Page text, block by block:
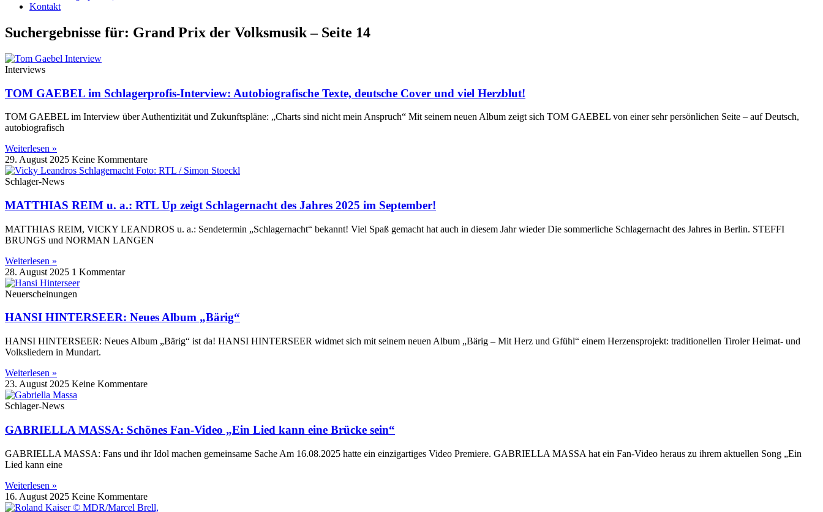
Kontakt
Suchergebnisse für: Grand Prix der Volksmusik – Seite 14
Interviews
TOM GAEBEL im Schlagerprofis-Interview: Autobiografische Texte, deutsche Cover und viel Herzblut!
TOM GAEBEL im Interview über Authentizität und Zukunftspläne: „Charts sind nicht mein Anspruch“ Mit seinem neuen Album zeigt sich TOM GAEBEL von einer sehr persönlichen Seite – auf Deutsch,
autobiografisch
Weiterlesen »
29. August 2025 Keine Kommentare
Schlager-News
MATTHIAS REIM u. a.: RTL Up zeigt Schlagernacht des Jahres 2025 im September!
MATTHIAS REIM, VICKY LEANDROS u. a.: Sendetermin „Schlagernacht“ bekannt! Viel Spaß gemacht hat auch in diesem Jahr wieder Die sommerliche Schlagernacht des Jahres in Berlin. STEFFI
BRUNGS und NORMAN LANGEN
Weiterlesen »
28. August 2025 1 Kommentar
Neuerscheinungen
HANSI HINTERSEER: Neues Album „Bärig“
HANSI HINTERSEER: Neues Album „Bärig“ ist da! HANSI HINTERSEER widmet sich mit seinem neuen Album „Bärig – Mit Herz und Gfühl“ einem Herzensprojekt: traditionellen Tiroler Heimat- und
Volksliedern in Mundart.
Weiterlesen »
23. August 2025 Keine Kommentare
Schlager-News
GABRIELLA MASSA: Schönes Fan-Video „Ein Lied kann eine Brücke sein“
GABRIELLA MASSA: Fans und ihr Idol machen gemeinsame Sache Am 16.08.2025 hatte ein einzigartiges Video Premiere. GABRIELLA MASSA hat ein Fan-Video heraus zu ihrem aktuellen Song „Ein
Lied kann eine
Weiterlesen »
16. August 2025 Keine Kommentare